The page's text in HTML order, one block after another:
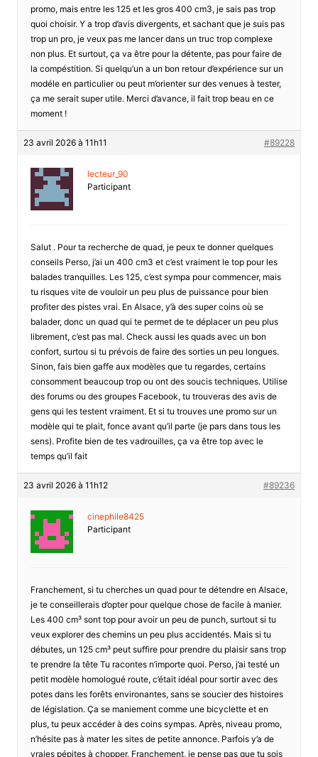
promo, mais entre les 125 et les gros 400 cm3, je sais pas trop
quoi choisir. Y a trop d’avis divergents, et sachant que je suis pas
trop un pro, je veux pas me lancer dans un truc trop complexe
non plus. Et surtout, ça va être pour la détente, pas pour faire de
la compéstition. Si quelqu’un a un bon retour d’expérience sur un
modéle en particulier ou peut m’orienter sur des venues à tester,
ça me serait super utile. Merci d’avance, il fait trop beau en ce
moment !
23 avril 2026 à 11h11 #89228
lecteur_90
Participant
Salut . Pour ta recherche de quad, je peux te donner quelques
conseils Perso, j’ai un 400 cm3 et c’est vraiment le top pour les
balades tranquilles. Les 125, c’est sympa pour commencer, mais
tu risques vite de vouloir un peu plus de puissance pour bien
profiter des pistes vrai. En Alsace, y’à des super coins où se
balader, donc un quad qui te permet de te déplacer un peu plus
librement, c’est pas mal. Check aussi les quads avec un bon
confort, surtou si tu prévois de faire des sorties un peu longues.
Sinon, fais bien gaffe aux modèles que tu regardes, certains
consomment beaucoup trop ou ont des soucis techniques. Utilise
des forums ou des groupes Facebook, tu trouveras des avis de
gens qui les testent vraiment. Et si tu trouves une promo sur un
modèle qui te plait, fonce avant qu’il parte (je pars dans tous les
sens). Profite bien de tes vadrouilles, ça va être top avec le
temps qu’il fait
23 avril 2026 à 11h12 #89236
cinephile8425
Participant
Franchement, si tu cherches un quad pour te détendre en Alsace,
je te conseillerais d’opter pour quelque chose de facile à manier.
Les 400 cm³ sont top pour avoir un peu de punch, surtout si tu
veux explorer des chemins un peu plus accidentés. Mais si tu
débutes, un 125 cm³ peut suffire pour prendre du plaisir sans trop
te prendre la tête Tu racontes n’importe quoi. Perso, j’ai testé un
petit modèle homologué route, c’était idéal pour sortir avec des
potes dans les forêts environantes, sans se soucier des histoires
de législation. Ça se maniement comme une bicyclette et en
plus, tu peux accéder à des coins sympas. Après, niveau promo,
n’hésite pas à mater les sites de petite annonce. Parfois y’a de
vraies pépites à chopper. Franchement, je pense pas que tu sois